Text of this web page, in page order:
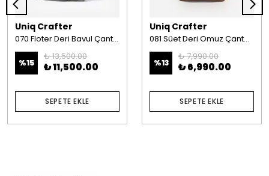
Uniq Crafter
070 Floter Deri Bavul Çanta Kahverengi
%15
₺ 13,500.00
₺ 11,500.00
SEPETE EKLE
Uniq Crafter
081 Süet Deri Omuz Çantası Taba
%13
₺ 7,990.00
₺ 6,990.00
SEPETE EKLE